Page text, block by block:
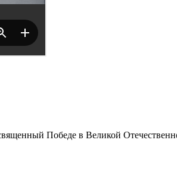
Победе в Великой